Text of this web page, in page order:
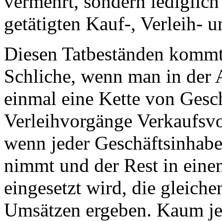
getätigten Kauf-, Verleih-
Diesen Tatbeständen
Schliche, wenn man in der
einmal eine Kette von
Verleihvorgänge
wenn jeder
nimmt und der Rest in
eingesetzt wird, die
Umsätzen ergeben. Kaum